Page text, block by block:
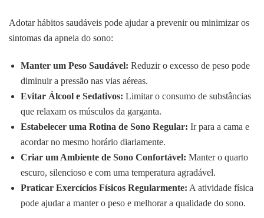
Adotar hábitos saudáveis pode ajudar a prevenir ou minimizar os
sintomas da apneia do sono:
Manter um Peso Saudável: Reduzir o excesso de peso pode
diminuir a pressão nas vias aéreas.
Evitar Álcool e Sedativos: Limitar o consumo de substâncias
que relaxam os músculos da garganta.
Estabelecer uma Rotina de Sono Regular: Ir para a cama e
acordar no mesmo horário diariamente.
Criar um Ambiente de Sono Confortável: Manter o quarto
escuro, silencioso e com uma temperatura agradável.
Praticar Exercícios Físicos Regularmente: A atividade física
pode ajudar a manter o peso e melhorar a qualidade do sono.